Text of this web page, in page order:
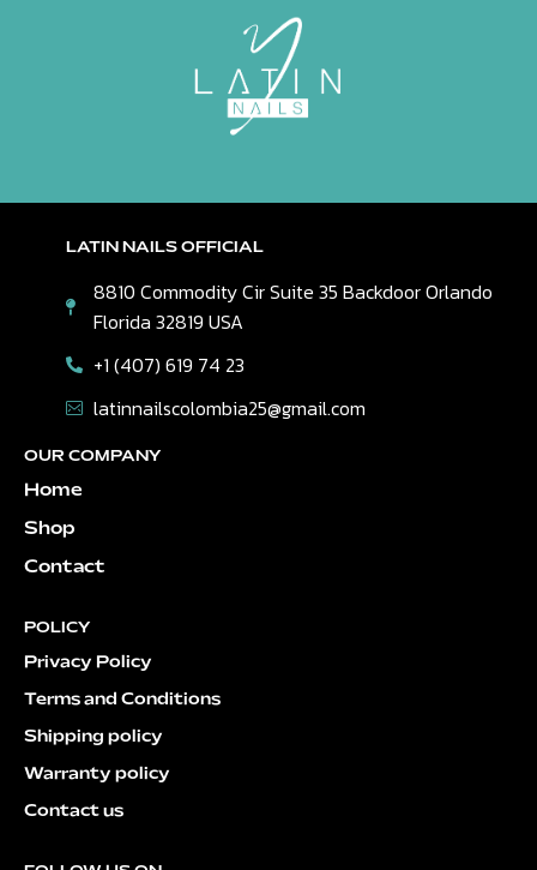
LATIN NAILS OFFICIAL
8810 Commodity Cir Suite 35 Backdoor Orlando
Florida 32819 USA
+1 (407) 619 74 23
latinnailscolombia25@gmail.com
OUR COMPANY
Home
Shop
Contact
POLICY
Privacy Policy
Terms and Conditions
Shipping policy
Warranty policy
Contact us